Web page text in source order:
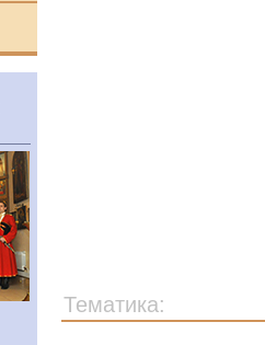
Тематика: